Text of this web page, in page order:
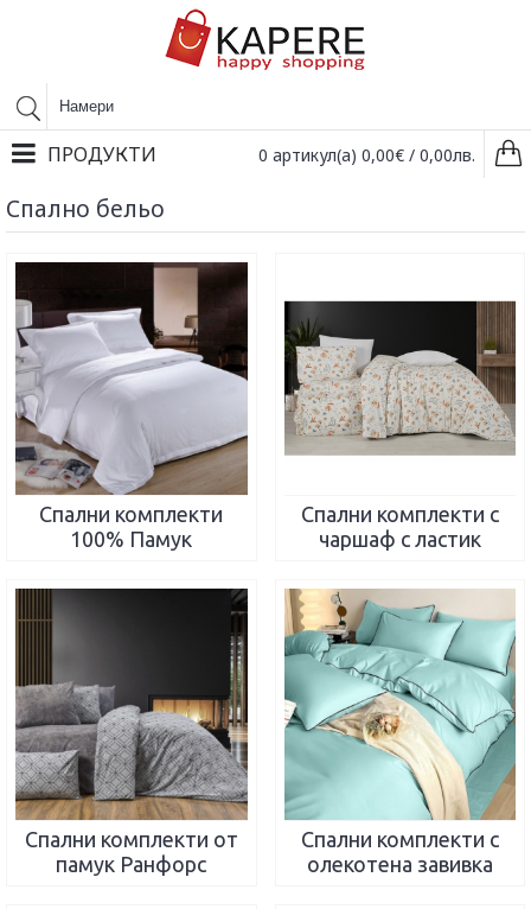
0 артикул(а) 0,00€ / 0,00лв.
ПРОДУКТИ
Спално бельо
Спални комплекти
100% Памук
Спални комплекти с
чаршаф с ластик
Спални комплекти от
памук Ранфорс
Спални комплекти с
олекотена завивка